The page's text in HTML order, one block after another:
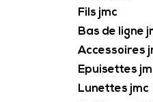
Fils jmc
Bas de ligne
Accessoires
Epuisettes
Lunettes jmc